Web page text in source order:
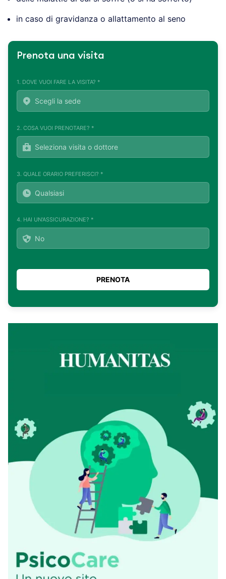
in caso di gravidanza o allattamento al seno
Prenota una visita
1. DOVE VUOI FARE LA VISITA? *
2. COSA VUOI PRENOTARE? *
3. QUALE ORARIO PREFERISCI? *
4. HAI UN'ASSICURAZIONE? *